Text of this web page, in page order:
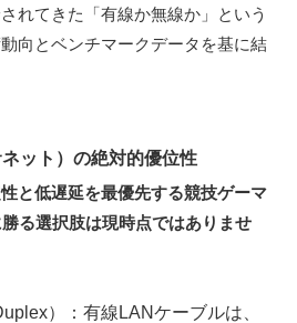
れてきた「有線か無線か」という
向とベンチマークデータを基に結
ット）の絶対的優位性
と低遅延を最優先する競技ゲーマ
る選択肢は現時点ではありませ
）：有線LANケーブルは、